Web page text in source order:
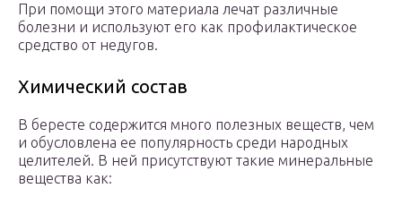
При помощи этого материала лечат различные
болезни и используют его как профилактическое
средство от недугов.
Химический состав
В бересте содержится много полезных веществ, чем
и обусловлена ее популярность среди народных
целителей. В ней присутствуют такие минеральные
вещества как: